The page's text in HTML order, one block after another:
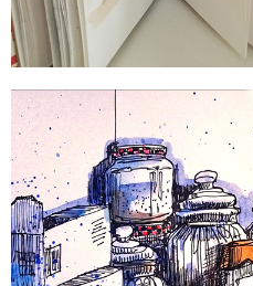
¿Qué
Sketching?
Sigue leyendo...